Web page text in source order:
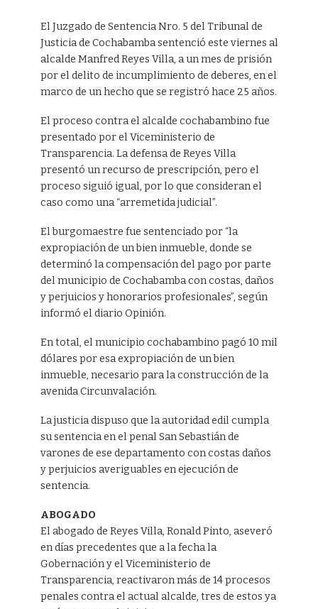
El Juzgado de Sentencia Nro. 5 del Tribunal de
Justicia de Cochabamba sentenció este viernes al
alcalde Manfred Reyes Villa, a un mes de prisión
por el delito de incumplimiento de deberes, en el
marco de un hecho que se registró hace 25 años.
El proceso contra el alcalde cochabambino fue
presentado por el Viceministerio de
Transparencia. La defensa de Reyes Villa
presentó un recurso de prescripción, pero el
proceso siguió igual, por lo que consideran el
caso como una “arremetida judicial”.
El burgomaestre fue sentenciado por “la
expropiación de un bien inmueble, donde se
determinó la compensación del pago por parte
del municipio de Cochabamba con costas, daños
y perjuicios y honorarios profesionales”, según
informó el diario Opinión.
En total, el municipio cochabambino pagó 10 mil
dólares por esa expropiación de un bien
inmueble, necesario para la construcción de la
avenida Circunvalación.
La justicia dispuso que la autoridad edil cumpla
su sentencia en el penal San Sebastián de
varones de ese departamento con costas daños
y perjuicios averiguables en ejecución de
sentencia.
ABOGADO
El abogado de Reyes Villa, Ronald Pinto, aseveró
en días precedentes que a la fecha la
Gobernación y el Viceministerio de
Transparencia, reactivaron más de 14 procesos
penales contra el actual alcalde, tres de estos ya